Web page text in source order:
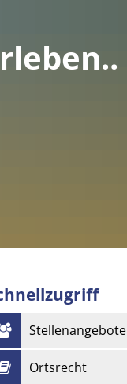
Stellenangebote
Ortsrecht